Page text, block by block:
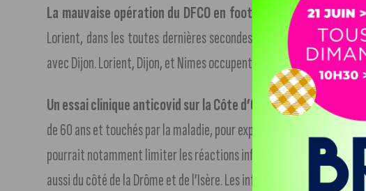
La mauvaise opération du DFCO en football.
Les dijonnais
Lorient, dans les toutes dernières secondes. Résultat au
avec Dijon. Lorient, Dijon, et Nimes occupent les trois dernières
Un essai clinique anticovid sur la Côte d’Or.
Des chercheurs
de 60 ans et touchés par la maladie, pour expérimenter un traitement
pourrait notamment limiter les réactions inflammatoires. 450
aussi du côté de la Drôme et de l’Isère. Les infos sur